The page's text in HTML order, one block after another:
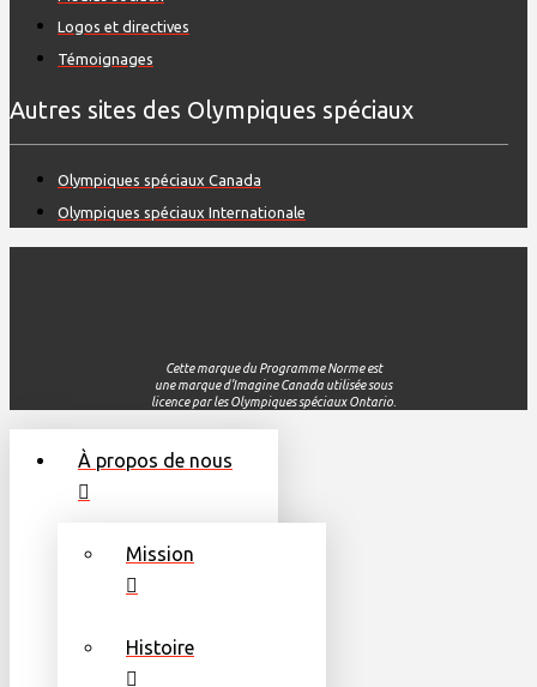
Logos et directives
Témoignages
Autres sites des Olympiques spéciaux
Olympiques spéciaux Canada
Olympiques spéciaux Internationale
Cette marque du Programme Norme est
une marque d'Imagine Canada utiliséesous
licence par les Olympiquesspéciaux Ontario.
À propos de nous
Mission
Histoire